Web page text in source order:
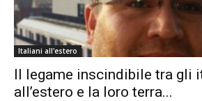
Italiani all'estero
Il legame inscindibile tra gli
all’estero e la loro terra...